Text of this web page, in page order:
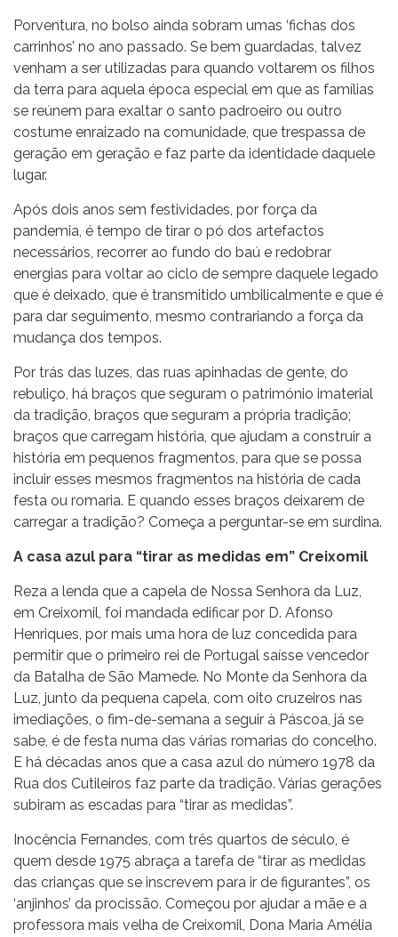
Porventura, no bolso ainda sobram umas ‘fichas dos
carrinhos’ no ano passado. Se bem guardadas, talvez
venham a ser utilizadas para quando voltarem os filhos
da terra para aquela época especial em que as famílias
se reúnem para exaltar o santo padroeiro ou outro
costume enraizado na comunidade, que trespassa de
geração em geração e faz parte da identidade daquele
lugar.
Após dois anos sem festividades, por força da
pandemia, é tempo de tirar o pó dos artefactos
necessários, recorrer ao fundo do baú e redobrar
energias para voltar ao ciclo de sempre daquele legado
que é deixado, que é transmitido umbilicalmente e que é
para dar seguimento, mesmo contrariando a força da
mudança dos tempos.
Por trás das luzes, das ruas apinhadas de gente, do
rebuliço, há braços que seguram o património imaterial
da tradição, braços que seguram a própria tradição;
braços que carregam história, que ajudam a construir a
história em pequenos fragmentos, para que se possa
incluir esses mesmos fragmentos na história de cada
festa ou romaria. E quando esses braços deixarem de
carregar a tradição? Começa a perguntar-se em surdina.
A casa azul para “tirar as medidas em” Creixomil
Reza a lenda que a capela de Nossa Senhora da Luz,
em Creixomil, foi mandada edificar por D. Afonso
Henriques, por mais uma hora de luz concedida para
permitir que o primeiro rei de Portugal saísse vencedor
da Batalha de São Mamede. No Monte da Senhora da
Luz, junto da pequena capela, com oito cruzeiros nas
imediações, o fim-de-semana a seguir à Páscoa, já se
sabe, é de festa numa das várias romarias do concelho.
E há décadas anos que a casa azul do número 1978 da
Rua dos Cutileiros faz parte da tradição. Várias gerações
subiram as escadas para “tirar as medidas”.
Inocência Fernandes, com três quartos de século, é
quem desde 1975 abraça a tarefa de “tirar as medidas
das crianças que se inscrevem para ir de figurantes”, os
‘anjinhos’ da procissão. Começou por ajudar a mãe e a
professora mais velha de Creixomil, Dona Maria Amélia